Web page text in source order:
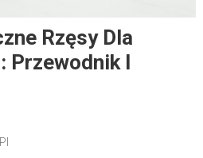
Rzęsy Dla
Przewodnik I